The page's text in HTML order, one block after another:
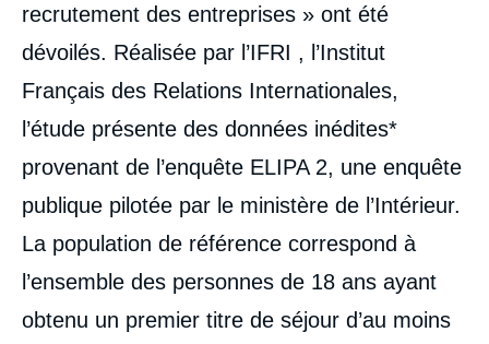
recrutement des entreprises » ont été
dévoilés. Réalisée par l’IFRI , l’Institut
Français des Relations Internationales,
l’étude présente des données inédites*
provenant de l’enquête ELIPA 2, une enquête
publique pilotée par le ministère de l’Intérieur.
La population de référence correspond à
l’ensemble des personnes de 18 ans ayant
obtenu un premier titre de séjour d’au moins